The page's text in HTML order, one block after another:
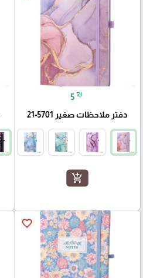
5 ₪
دفتر ملاحظات صغير 5701-21
add_shopping_cart
favorite_border